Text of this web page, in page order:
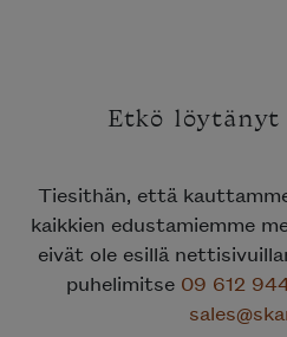
Etkö löytänyt
Tiesithän, että
kaikkien edustamiemme
eivät ole esillä
puhelimitse 09 612